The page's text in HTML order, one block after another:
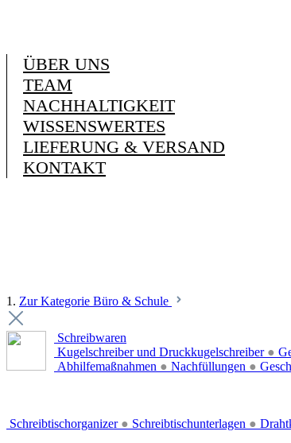
ÜBER UNS
TEAM
NACHHALTIGKEIT
WISSENSWERTES
LIEFERUNG & VERSAND
KONTAKT
1. Zur Kategorie Büro & Schule
Schreibwaren
Kugelschreiber und Druckkugelschreiber ●
Abhilfemaßnahmen ● Nachfüllungen ●
Schreibtischorganizer ● Schreibtischunterlagen ●